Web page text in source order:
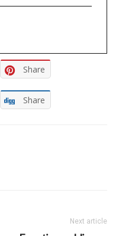
Share
Share
Next article